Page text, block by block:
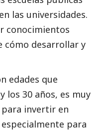
las universidades.
conocimientos
cómo desarrollar y
edades que
los 30 años, es muy
invertir en
para